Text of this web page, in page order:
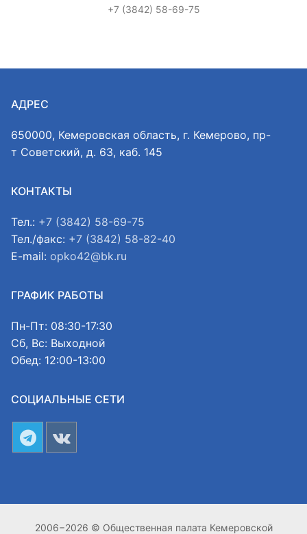
+7 (3842) 58-69-75
АДРЕС
650000, Кемеровская область, г. Кемерово, пр-
т Советский, д. 63, каб. 145
КОНТАКТЫ
Тел.: +7 (3842) 58-69-75
Тел./факс: +7 (3842) 58-82-40
E-mail: opko42@bk.ru
ГРАФИК РАБОТЫ
Пн-Пт: 08:30-17:30
Сб, Вс: Выходной
Обед: 12:00-13:00
СОЦИАЛЬНЫЕ СЕТИ
2006−2026 © Общественная палата Кемеровской